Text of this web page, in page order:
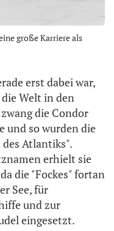
große Karriere als
erst dabei war,
Welt in den
die Condor
und so wurden die
des Atlantiks".
erhielt sie
die "Fockes" fortan
See, für
und zur
eingesetzt.